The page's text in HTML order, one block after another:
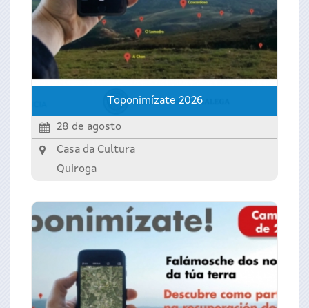
Toponimízate 2026
28 de agosto
Casa da Cultura
Quiroga